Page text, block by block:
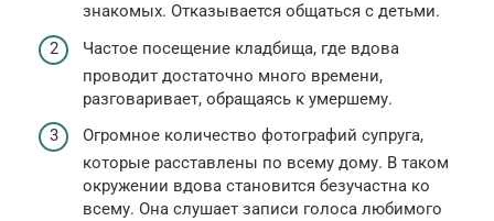
знакомых. Отказывается общаться с детьми.
Частое посещение кладбища, где вдова
проводит достаточно много времени,
разговаривает, обращаясь к умершему.
Огромное количество фотографий супруга,
которые расставлены по всему дому. В таком
окружении вдова становится безучастна ко
всему. Она слушает записи голоса любимого